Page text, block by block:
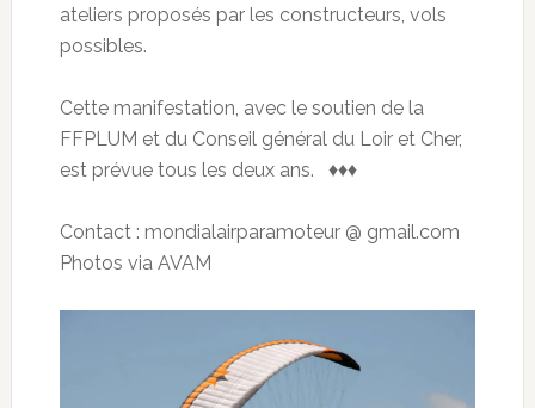
ateliers proposés par les constructeurs, vols
possibles.
Cette manifestation, avec le soutien de la
FFPLUM et du Conseil général du Loir et Cher,
est prévue tous les deux ans. ♦♦♦
Contact : mondialairparamoteur @ gmail.com
Photos via AVAM